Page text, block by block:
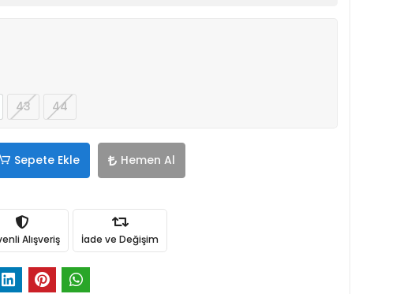
43 44
Sepete Ekle Hemen Al
Alışveriş İade ve Değişim